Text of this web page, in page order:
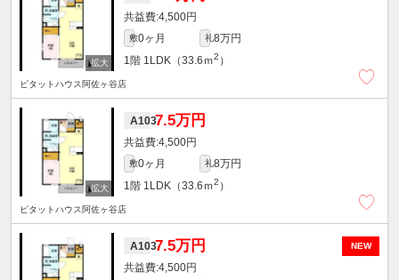
4,500円
敷0ヶ月 礼8万円
1階 1LDK（33.6ｍ2 ）
ピタットハウス阿佐ヶ谷店
A1037.5万円
4,500円
敷0ヶ月 礼8万円
1階 1LDK（33.6ｍ2 ）
ピタットハウス阿佐ヶ谷店
NEW
A1037.5万円
4,500円